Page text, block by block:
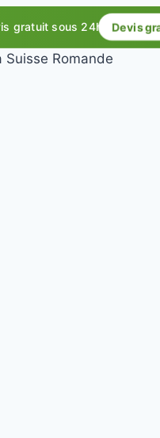
gratuit sous 24h Devis
Romande